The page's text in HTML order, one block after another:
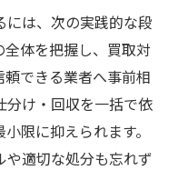
には、次の実践的な段
体を把握し、買取対
できる業者へ事前相
分け・回収を一括で依
限に抑えられます。
適切な処分も忘れず